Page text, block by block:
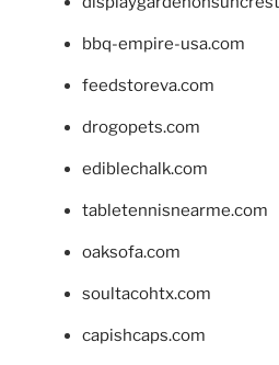
bbq-empire-usa.com
feedstoreva.com
drogopets.com
ediblechalk.com
tabletennisnearme.com
oaksofa.com
soultacohtx.com
capishcaps.com